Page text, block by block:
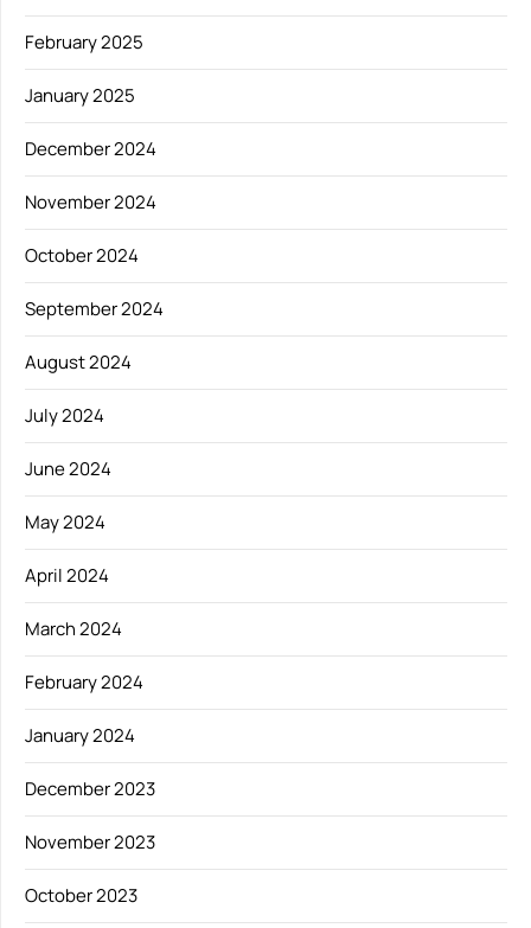
February 2025
January 2025
December 2024
November 2024
October 2024
September 2024
August 2024
July 2024
June 2024
May 2024
April 2024
March 2024
February 2024
January 2024
December 2023
November 2023
October 2023